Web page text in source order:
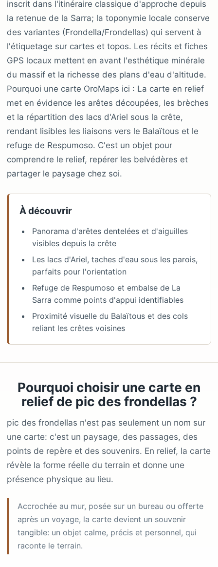
inscrit dans l'itinéraire classique d'approche depuis
la retenue de la Sarra; la toponymie locale conserve
des variantes (Frondella/Frondellas) qui servent à
l'étiquetage sur cartes et topos. Les récits et fiches
GPS locaux mettent en avant l'esthétique minérale
du massif et la richesse des plans d'eau d'altitude.
Pourquoi une carte OroMaps ici : La carte en relief
met en évidence les arêtes découpées, les brèches
et la répartition des lacs d'Ariel sous la crête,
rendant lisibles les liaisons vers le Balaïtous et le
refuge de Respumoso. C'est un objet pour
comprendre le relief, repérer les belvédères et
partager le paysage chez soi.
À découvrir
Panorama d'arêtes dentelées et d'aiguilles
visibles depuis la crête
Les lacs d'Ariel, taches d'eau sous les parois,
parfaits pour l'orientation
Refuge de Respumoso et embalse de La
Sarra comme points d'appui identifiables
Proximité visuelle du Balaïtous et des cols
reliant les crêtes voisines
Pourquoi choisir une carte en
relief de pic des frondellas ?
pic des frondellas n'est pas seulement un nom sur
une carte: c'est un paysage, des passages, des
points de repère et des souvenirs. En relief, la carte
révèle la forme réelle du terrain et donne une
présence physique au lieu.
Accrochée au mur, posée sur un bureau ou offerte
après un voyage, la carte devient un souvenir
tangible: un objet calme, précis et personnel, qui
raconte le terrain.